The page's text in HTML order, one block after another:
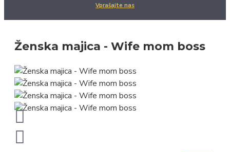
Vprašajte nas
Ženska majica - Wife mom boss